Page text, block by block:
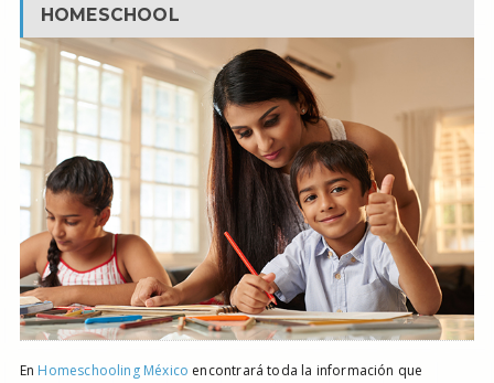
HOMESCHOOL
En Homeschooling México encontrará toda la información que